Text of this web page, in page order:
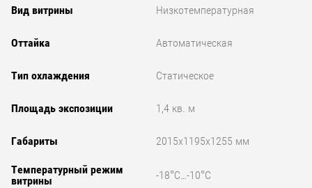
Вид витрины Низкотемпературная
Оттайка Автоматическая
Тип охлаждения Статическое
Площадь экспозиции 1,4 кв. м
Габариты 2015x1195x1255 мм
Температурный режим
витрины
-18°С…-10°С